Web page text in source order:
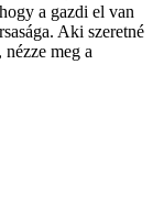
a gazdi el van
Aki szeretné
meg a